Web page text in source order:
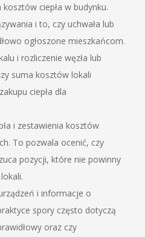
ciepła w budynku.
i to, czy uchwała lub
ogłoszone mieszkańcom.
i rozliczenie węzła lub
suma kosztów lokali
ciepła dla
i zestawienia kosztów
To pozwala ocenić, czy
pozycji, które nie powinny
i informacje o
spory często dotyczą
oraz czy